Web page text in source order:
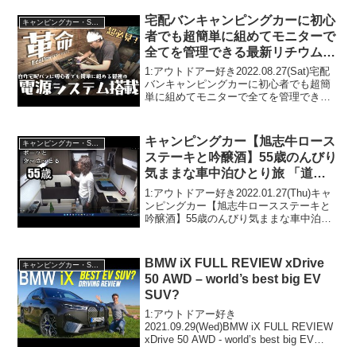
2025.08.24(Sun)この動画は注目です...
宅配バンキャンピングカーに初心
者でも超簡単に組めてモニターで
全てを管理できる最新リチウムバ
ッテリーシステムを導入
【EcoFlowパワーシステム】
1:アウトドアー好き2022.08.27(Sat)宅配
バンキャンピングカーに初心者でも超簡
単に組めてモニターで全てを管理できる
話題らしいぞ、見逃さないで！！2:ア...
キャンピングカー・SUV人気車種
キャンピングカー【旭志牛ロース
ステーキと吟醸酒】55歳のんびり
気ままな車中泊ひとり旅 「道の
駅 旭志」
1:アウトドアー好き2022.01.27(Thu)キャ
ンピングカー【旭志牛ロースステーキと
吟醸酒】55歳のんびり気ままな車中泊ひ
ー好き2022.01.27(Thu...
BMW iX FULL REVIEW xDrive
50 AWD – world’s best big EV
SUV?
1:アウトドアー好き
2021.09.29(Wed)BMW iX FULL REVIEW
xDrive 50 AWD - world’s best big EV